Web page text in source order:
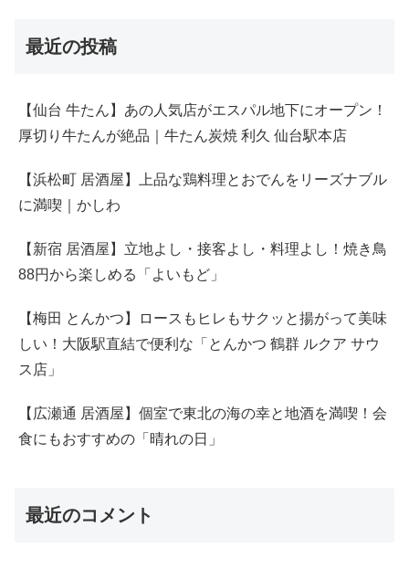
最近の投稿
【仙台 牛たん】あの人気店がエスパル地下にオープン！
厚切り牛たんが絶品｜牛たん炭焼 利久 仙台駅本店
【浜松町 居酒屋】上品な鶏料理とおでんをリーズナブル
に満喫｜かしわ
【新宿 居酒屋】立地よし・接客よし・料理よし！焼き鳥
88円から楽しめる「よいもど」
【梅田 とんかつ】ロースもヒレもサクッと揚がって美味
しい！大阪駅直結で便利な「とんかつ 鶴群 ルクア サウ
ス店」
【広瀬通 居酒屋】個室で東北の海の幸と地酒を満喫！会
食にもおすすめの「晴れの日」
最近のコメント